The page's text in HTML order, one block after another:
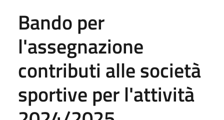
Bando per
l'assegnazione
contributi alle società
sportive per l'attività